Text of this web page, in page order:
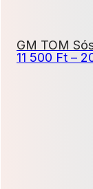
GM TOM
11 500 Ft –